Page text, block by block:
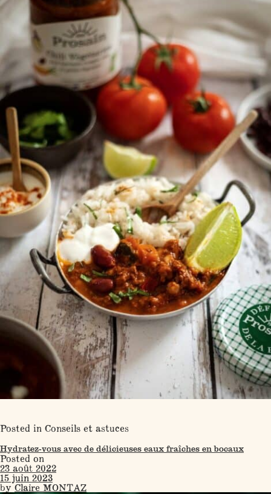
Posted in Conseils et astuces
Hydratez-vous avec de délicieuses eaux fraîches en bocaux
Posted on
23 août 2022
15 juin 2023
byClaire MONTAZ